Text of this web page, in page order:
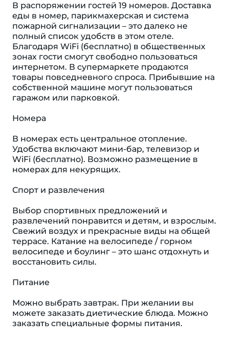
В распоряжении гостей 19 номеров. Доставка
еды в номер, парикмахерская и система
пожарной сигнализации – это далеко не
полный список удобств в этом отеле.
Благодаря WiFi (бесплатно) в общественных
зонах гости смогут свободно пользоваться
интернетом. В супермаркете продаются
товары повседневного спроса. Прибывшие на
собственной машине могут пользоваться
гаражом или парковкой.
Номера
В номерах есть центральное отопление.
Удобства включают мини-бар, телевизор и
WiFi (бесплатно). Возможно размещение в
номерах для некурящих.
Спорт и развлечения
Выбор спортивных предложений и
развлечений понравится и детям, и взрослым.
Свежий воздух и прекрасные виды на общей
террасе. Катание на велосипеде / горном
велосипеде и боулинг – это шанс отдохнуть и
восстановить силы.
Питание
Можно выбрать завтрак. При желании вы
можете заказать диетические блюда. Можно
заказать специальные формы питания.